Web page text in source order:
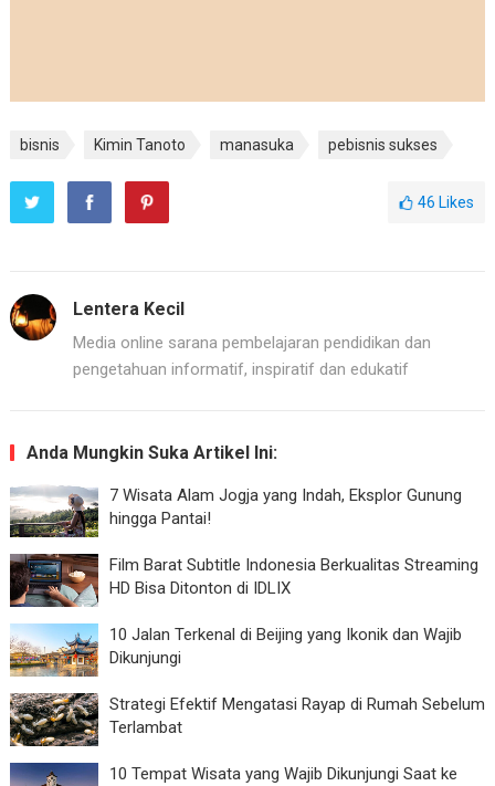
bisnis Kimin Tanoto manasuka pebisnis sukses
46 Likes
Lentera Kecil
Media online sarana pembelajaran pendidikan dan
pengetahuan informatif, inspiratif dan edukatif
Anda Mungkin Suka Artikel Ini:
7 Wisata Alam Jogja yang Indah, Eksplor Gunung
hingga Pantai!
Film Barat Subtitle Indonesia Berkualitas Streaming
HD Bisa Ditonton di IDLIX
10 Jalan Terkenal di Beijing yang Ikonik dan Wajib
Dikunjungi
Strategi Efektif Mengatasi Rayap di Rumah Sebelum
Terlambat
10 Tempat Wisata yang Wajib Dikunjungi Saat ke